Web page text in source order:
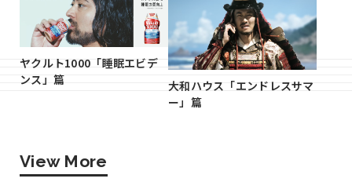
ヤクルト1000「睡眠エビデ
ンス」篇
大和ハウス「エンドレスサマ
ー」篇
View More